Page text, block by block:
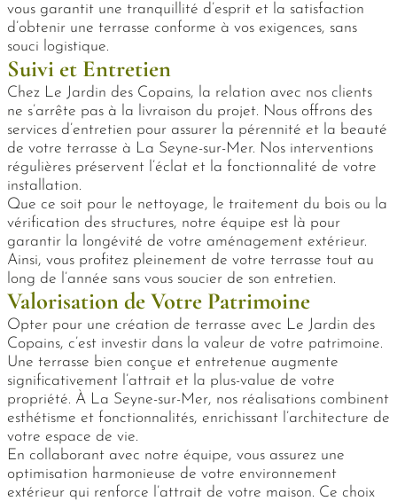
vous garantit une tranquillité d’esprit et la satisfaction
d’obtenir une terrasse conforme à vos exigences, sans
souci logistique.
Suivi et Entretien
Chez Le Jardin des Copains, la relation avec nos clients
ne s’arrête pas à la livraison du projet. Nous offrons des
services d’entretien pour assurer la pérennité et la beauté
de votre terrasse à La Seyne-sur-Mer. Nos interventions
régulières préservent l’éclat et la fonctionnalité de votre
installation.
Que ce soit pour le nettoyage, le traitement du bois ou la
vérification des structures, notre équipe est là pour
garantir la longévité de votre aménagement extérieur.
Ainsi, vous profitez pleinement de votre terrasse tout au
long de l’année sans vous soucier de son entretien.
Valorisation de Votre Patrimoine
Opter pour une création de terrasse avec Le Jardin des
Copains, c’est investir dans la valeur de votre patrimoine.
Une terrasse bien conçue et entretenue augmente
significativement l’attrait et la plus-value de votre
propriété. À La Seyne-sur-Mer, nos réalisations combinent
esthétisme et fonctionnalités, enrichissant l’architecture de
votre espace de vie.
En collaborant avec notre équipe, vous assurez une
optimisation harmonieuse de votre environnement
extérieur qui renforce l’attrait de votre maison. Ce choix